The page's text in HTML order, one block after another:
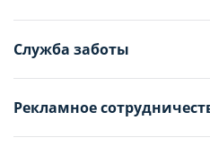
Служба заботы
+375 29 376-13-70
+375 33 376-13-70
editor@domovita.by
Рекламное
+375 29 563-15-61 Кристина